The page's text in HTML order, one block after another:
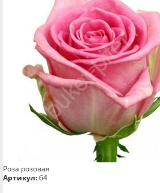
Роза розовая
Артикул:б4